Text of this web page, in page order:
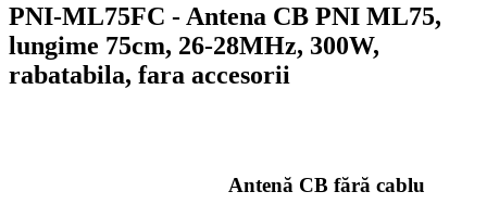
PNI-ML75FC - Antena CB PNI ML75,
lungime 75cm, 26-28MHz, 300W,
rabatabila, fara accesorii
Antenă CB fără cablu